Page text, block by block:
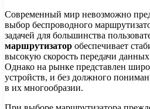
Современный мир невозможно
выбор беспроводного
задачей для большинства
маршрутизатор обеспечивает
высокую скорость передачи
Однако на рынке представлен
устройств, и без должного
в их многообразии.